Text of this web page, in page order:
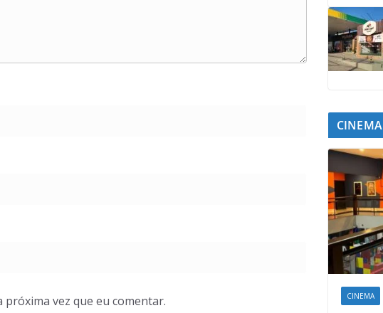
vez que eu comentar.
CINEMA
CINEMA